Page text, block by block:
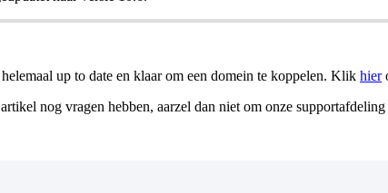
up to date en klaar om een domein te koppelen. Klik hier
nog vragen hebben, aarzel dan niet om onze